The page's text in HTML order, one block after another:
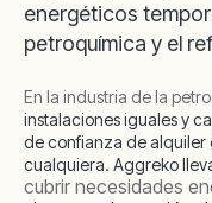
energéticos
petroquímica y el
En la industria de la
instalaciones iguales y
de confianza de alquiler
cualquiera. Aggreko
cubrir necesidades